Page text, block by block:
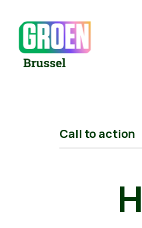
Call to action